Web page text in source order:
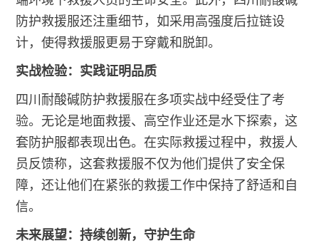
防护救援服还注重细节，如采用高强度后拉链设
计，使得救援服更易于穿戴和脱卸。
实战检验：实践证明品质
四川耐酸碱防护救援服在多项实战中经受住了考
验。无论是地面救援、高空作业还是水下探索，这
套防护服都表现出色。在实际救援过程中，救援人
员反馈称，这套救援服不仅为他们提供了安全保
障，还让他们在紧张的救援工作中保持了舒适和自
信。
未来展望：持续创新，守护生命